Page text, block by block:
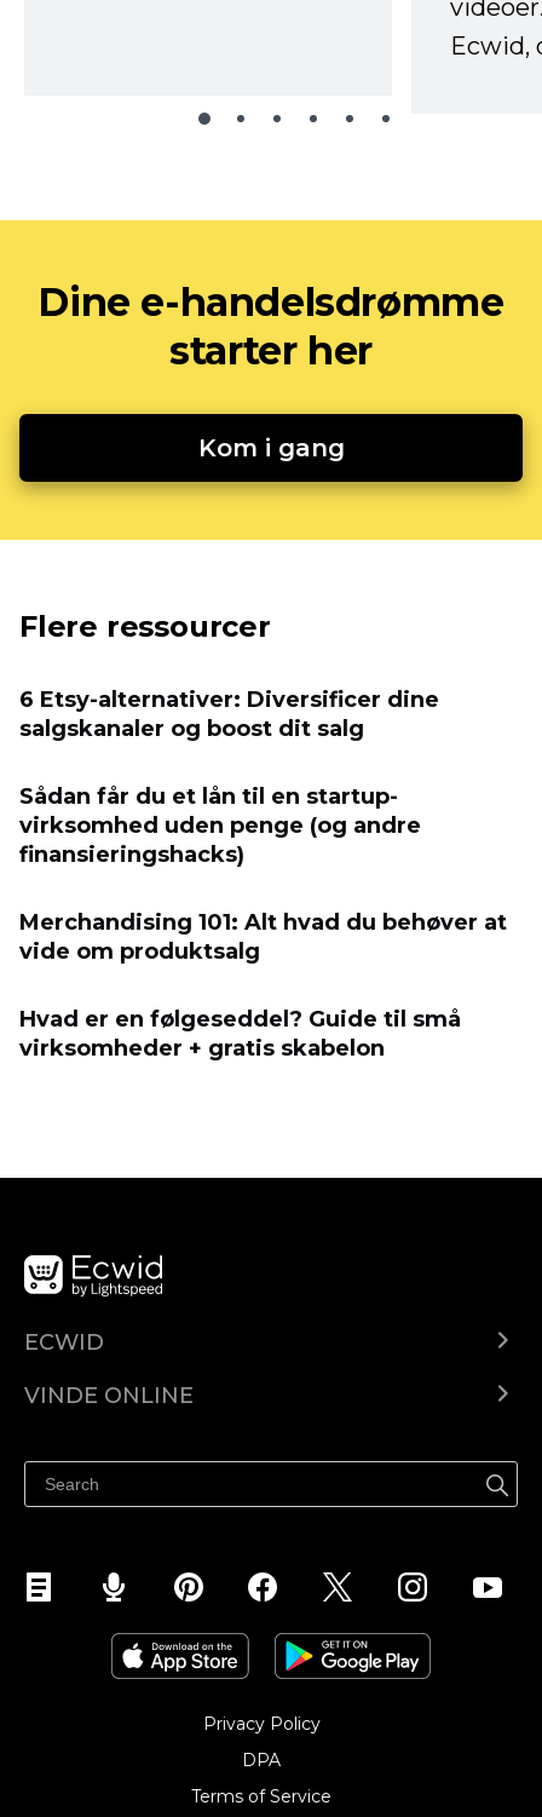
Ecwid,
Dine e-handelsdrømme
starter her
Kom i gang
Flere ressourcer
6 Etsy-alternativer: Diversificer dine
salgskanaler og boost dit salg
Sådan får du et lån til en startup-
virksomhed uden penge (og andre
finansieringshacks)
Merchandising 101: Alt hvad du behøver at
vide om produktsalg
Hvad er en følgeseddel? Guide til små
virksomheder + gratis skabelon
ECWID
Prețuri
VINDE ONLINE
Vinde pe Facebook
Vinde pe Instagram
Privacy Policy
DPA
Terms of Service